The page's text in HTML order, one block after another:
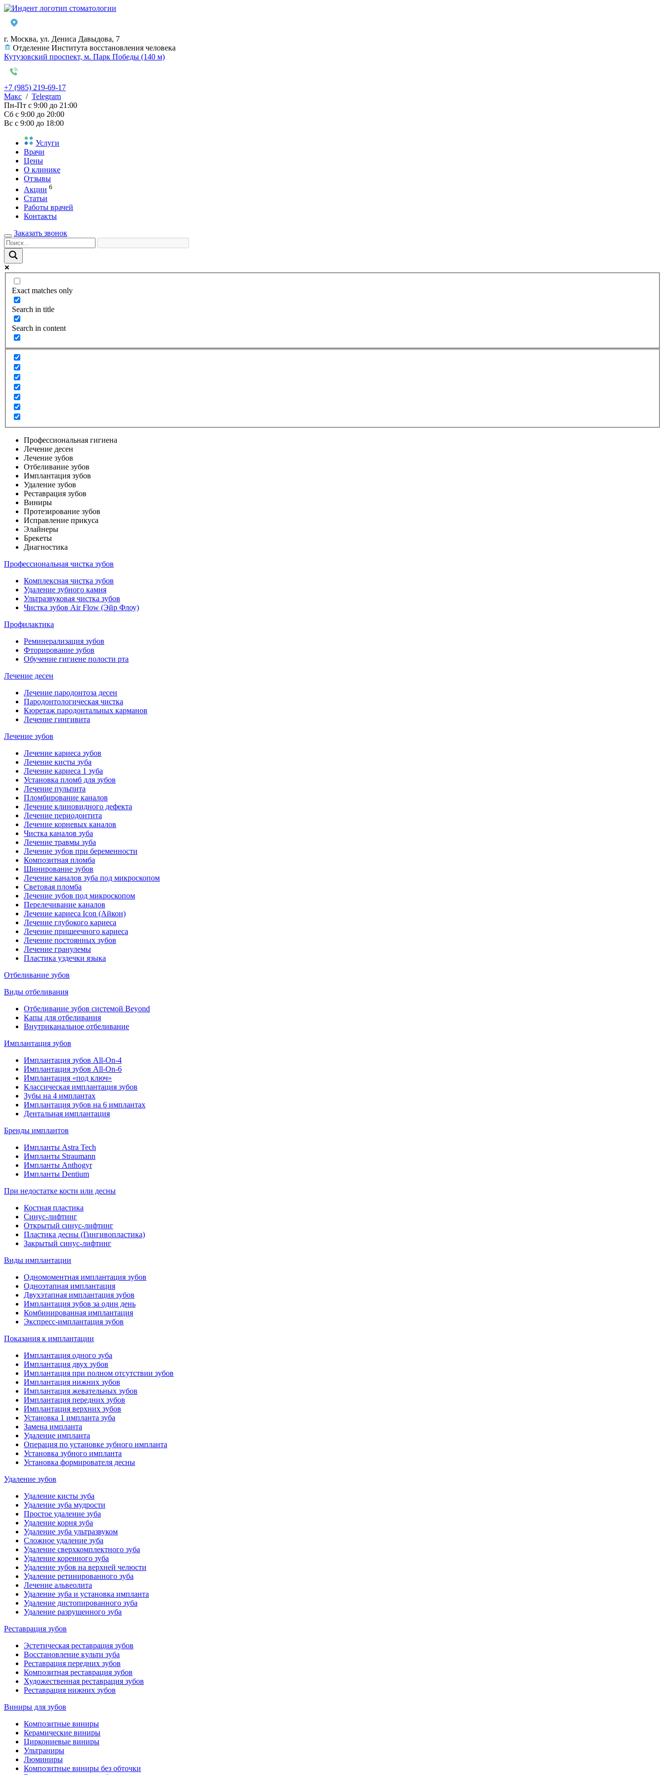
г. Москва, ул. Дениса Давыдова, 7
Отделение Института восстановления человека
Кутузовский проспект, м. Парк Победы (140 м)
+7 (985) 219-69-17
Макс / Telegram
Пн-Пт с 9:00 до 21:00
Сб с 9:00 до 20:00
Вс с 9:00 до 18:00
Услуги
Врачи
Цены
О клинике
Отзывы
Акции 6
Статьи
Работы врачей
Контакты
Заказать звонок
Exact matches only
Search in title
Search in content
Профессиональная гигиена
Лечение десен
Лечение зубов
Отбеливание зубов
Имплантация зубов
Удаление зубов
Реставрация зубов
Виниры
Протезирование зубов
Исправление прикуса
Элайнеры
Брекеты
Диагностика
Профессиональная чистка зубов
Комплексная чистка зубов
Удаление зубного камня
Ультразвуковая чистка зубов
Чистка зубов Air Flow (Эйр Флоу)
Профилактика
Реминерализация зубов
Фторирование зубов
Обучение гигиене полости рта
Лечение десен
Лечение пародонтоза десен
Пародонтологическая чистка
Кюретаж пародонтальных карманов
Лечение гингивита
Лечение зубов
Лечение кариеса зубов
Лечение кисты зуба
Лечение кариеса 1 зуба
Установка пломб для зубов
Лечение пульпита
Пломбирование каналов
Лечение клиновидного дефекта
Лечение периодонтита
Лечение корневых каналов
Чистка каналов зуба
Лечение травмы зуба
Лечение зубов при беременности
Композитная пломба
Шинирование зубов
Лечение каналов зуба под микроскопом
Световая пломба
Лечение зубов под микроскопом
Перелечивание каналов
Лечение кариеса Icon (Айкон)
Лечение глубокого кариеса
Лечение пришеечного кариеса
Лечение постоянных зубов
Лечение гранулемы
Пластика уздечки языка
Отбеливание зубов
Виды отбеливания
Отбеливание зубов системой Beyond
Капы для отбеливания
Внутриканальное отбеливание
Имплантация зубов
Имплантация зубов All-On-4
Имплантация зубов All-On-6
Имплантация «под ключ»
Классическая имплантация зубов
Зубы на 4 имплантах
Имплантация зубов на 6 имплантах
Дентальная имплантация
Бренды имплантов
Импланты Astra Tech
Импланты Straumann
Импланты Anthogyr
Импланты Dentium
При недостатке кости или десны
Костная пластика
Синус-лифтинг
Открытый синус-лифтинг
Пластика десны (Гингивопластика)
Закрытый синус-лифтинг
Виды имплантации
Одномоментная имплантация зубов
Одноэтапная имплантация
Двухэтапная имплантация зубов
Имплантация зубов за один день
Комбинированная имплантация
Экспресс-имплантация зубов
Показания к имплантации
Имплантация одного зуба
Имплантация двух зубов
Имплантация при полном отсутствии зубов
Имплантация нижних зубов
Имплантация жевательных зубов
Имплантация передних зубов
Имплантация верхних зубов
Установка 1 импланта зуба
Замена импланта
Удаление импланта
Операция по установке зубного импланта
Установка зубного импланта
Установка формирователя десны
Удаление зубов
Удаление кисты зуба
Удаление зуба мудрости
Простое удаление зуба
Удаление корня зуба
Удаление зуба ультразвуком
Сложное удаление зуба
Удаление сверхкомплектного зуба
Удаление коренного зуба
Удаление зубов на верхней челюсти
Удаление ретинированного зуба
Лечение альвеолита
Удаление зуба и установка импланта
Удаление дистопированного зуба
Удаление разрушенного зуба
Реставрация зубов
Эстетическая реставрация зубов
Восстановление культи зуба
Реставрация передних зубов
Композитная реставрация зубов
Художественная реставрация зубов
Реставрация нижних зубов
Виниры для зубов
Композитные виниры
Керамические виниры
Циркониевые виниры
Ультраниры
Люминиры
Композитные виниры без обточки